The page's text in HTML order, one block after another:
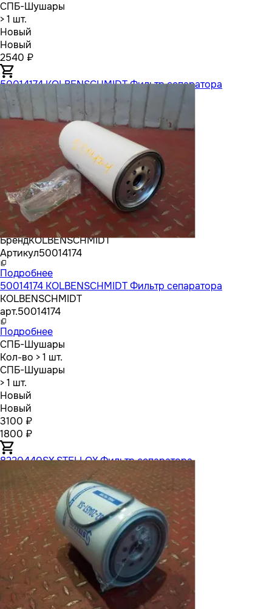
СПБ-Шушары
> 1 шт.
Новый
Новый
2540 ₽
50014174 KOLBENSCHMIDT Фильтр сепаратора
БрендKOLBENSCHMIDT
Артикул50014174
Подробнее
50014174 KOLBENSCHMIDT Фильтр сепаратора
KOLBENSCHMIDT
арт.50014174
Подробнее
СПБ-Шушары
Кол-во > 1 шт.
СПБ-Шушары
> 1 шт.
Новый
Новый
3100 ₽
1800 ₽
8220440SX STELLOX Фильтр сепаратора